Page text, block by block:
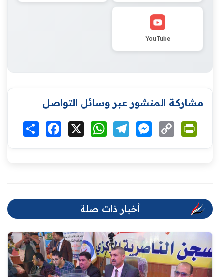
YouTube
مشاركة المنشور عبر وسائل التواصل
انشر Facebook WhatsAppTelegramMessenger
Copy
Link
أخبار ذات صلة